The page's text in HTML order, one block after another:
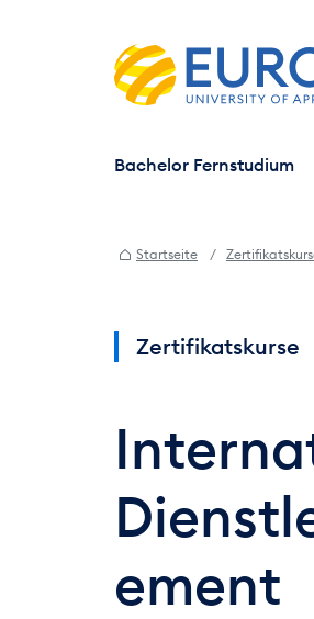
Bachelor Fernstudium
Startseite
Zertifikatskurse
ement